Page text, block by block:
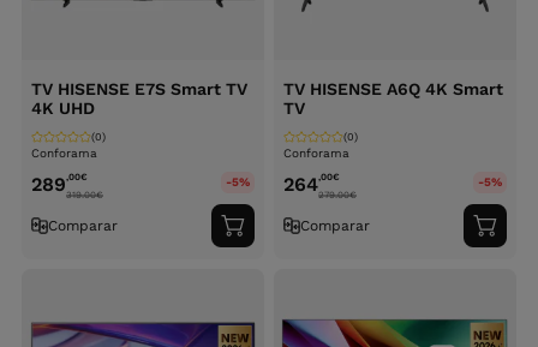
TV HISENSE E7S Smart TV
4K UHD
Conforama
(0)
289,00€
319.00€
-5%
Comparar
Adicionar
ao
TV HISENSE A6Q 4K Smart
TV
Conforama
(0)
264,00€
279.00€
-5%
Comparar
ao